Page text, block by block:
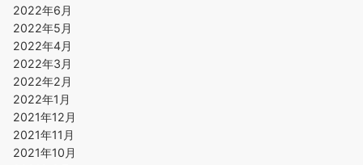
2022年6月
2022年5月
2022年4月
2022年3月
2022年2月
2022年1月
2021年12月
2021年11月
2021年10月